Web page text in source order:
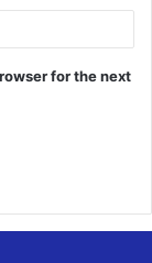
for the next